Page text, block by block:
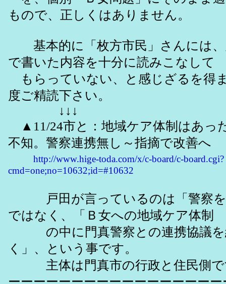
もので、正しくはありません。
基本的に「枚方市民」さんには、
で書いた内容を十分に読みこなして
もらっていない、と感じざるを得
度ご精読下さい。
↓↓↓
▲11/24市と：地域ケア体制はあっ
不知。警察連携無し～指摘で改善へ
http://www.hige-toda.com/x/c-board/c-board.cgi?
cmd=one;no=10632;id=#10632
戸田が言っているのは「警察を
ではなく、「Ｂ女への地域ケア体制
の中に門真警察との連携協議を
く」、という事です。
主体は門真市の行政と住民側で